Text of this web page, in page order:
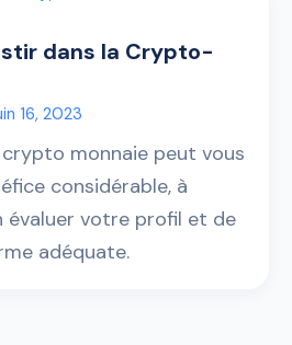
dans la Crypto-
16, 2023
crypto monnaie peut vous
considérable, à
évaluer votre profil et de
adéquate.